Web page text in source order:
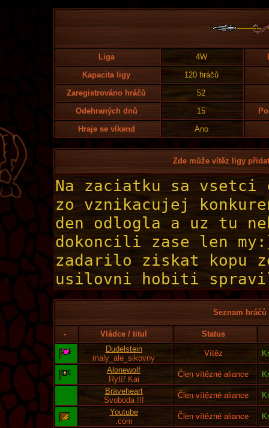
Liga 4W
Kapacita ligy
120 hráčů
Zaregistrováno hráčů
52
Odehraných dnů
15
Hraje se víkend
Ano
Zde může vítěz ligy
Seznam
- Vládce / titul
Status
Dudelstein
maly_ale_sikovny
Vítěz
Alonewolf
Rytíř Kai
Člen vítězné aliance
Braveheart
Svoboda !!!
Člen vítězné aliance
Youtube
.com
Člen vítězné aliance